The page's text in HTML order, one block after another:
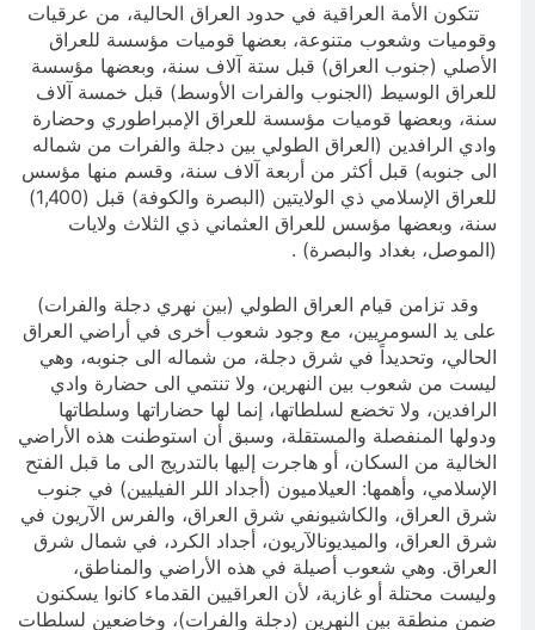
تتكون الأمة العراقية في حدود العراق الحالية، من عرقيات
وقوميات وشعوب متنوعة، بعضها قوميات مؤسسة للعراق
الأصلي (جنوب العراق) قبل ستة آلاف سنة، وبعضها مؤسسة
للعراق الوسيط (الجنوب والفرات الأوسط) قبل خمسة آلاف
سنة، وبعضها قوميات مؤسسة للعراق الإمبراطوري وحضارة
وادي الرافدين (العراق الطولي بين دجلة والفرات من شماله
الى جنوبه) قبل أكثر من أربعة آلاف سنة، وقسم منها مؤسس
للعراق الإسلامي ذي الولايتين (البصرة والكوفة) قبل (1,400)
سنة، وبعضها مؤسس للعراق العثماني ذي الثلاث ولايات
(الموصل، بغداد والبصرة) .
وقد تزامن قيام العراق الطولي (بين نهري دجلة والفرات)
على يد السومريين، مع وجود شعوب أخرى في أراضي العراق
الحالي، وتحديداً في شرق دجلة، من شماله الى جنوبه، وهي
ليست من شعوب بين النهرين، ولا تنتمي الى حضارة وادي
الرافدين، ولا تخضع لسلطاتها، إنما لها حضاراتها وسلطاتها
ودولها المنفصلة والمستقلة، وسبق أن استوطنت هذه الأراضي
الخالية من السكان، أو هاجرت إليها بالتدريج الى ما قبل الفتح
الإسلامي، وأهمها: العيلاميون (أجداد اللر الفيليين) في جنوب
شرق العراق، والكاشيونفي شرق العراق، والفرس الآريون في
شرق العراق، والميديونالآريون، أجداد الكرد، في شمال شرق
العراق. وهي شعوب أصيلة في هذه الأراضي والمناطق،
وليست محتلة أو غازية، لأن العراقيين القدماء كانوا يسكنون
ضمن منطقة بين النهرين (دجلة والفرات)، وخاضعين لسلطات